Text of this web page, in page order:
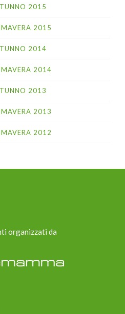
2015
2015
2014
2014
2013
2013
2012
organizzati da